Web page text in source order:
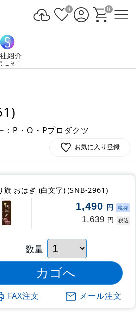
0 0
紹介
こそ！
：P・O・Pプロダクツ
お気に入り登録
旗 おはぎ (白文字) (SNB-2961)
1,490 円 税抜
1,639 円 税込
数量
FAX注文 メール注文